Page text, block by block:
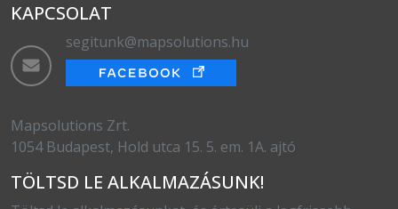
KAPCSOLAT
segitunk@mapsolutions.hu
Mapsolutions Zrt.
1054 Budapest, Hold utca 15. 5. em. 1A. ajtó
TÖLTSD LE ALKALMAZÁSUNK!